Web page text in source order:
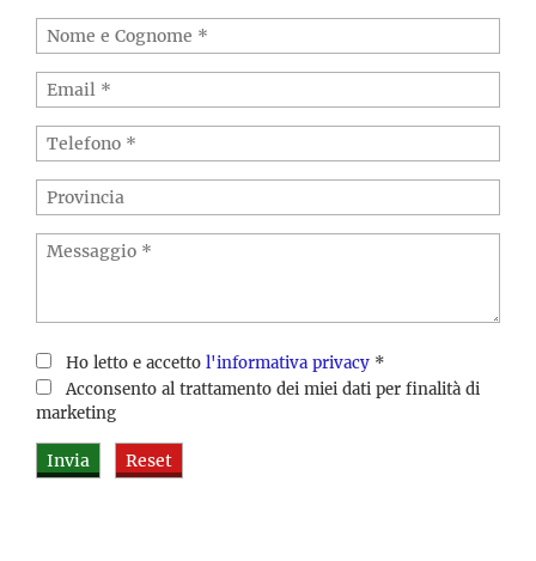
Ho letto e accetto l'informativa privacy *
Acconsento al trattamento dei miei dati per finalità di
marketing